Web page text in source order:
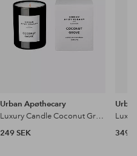
Urban Apøthecary
Luxury Candle Coconut Grove
249 SEK
349